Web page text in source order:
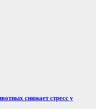
снижает стресс у